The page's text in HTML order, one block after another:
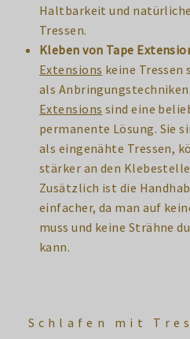
Haltbarkeit und
Tressen.
Kleben von Tape
Extensions keine Tressen
als
Extensions sind eine
permanente Lösung. Sie
als eingenähte Tressen,
stärker an den
Zusätzlich ist die
einfacher, da man auf
muss und keine Strähne
kann.
Schlafen mit